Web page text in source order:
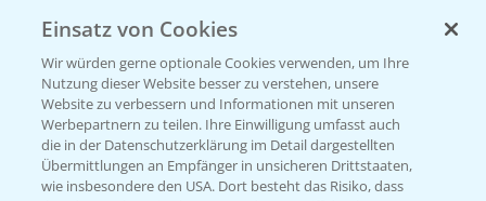
Beratung auf WhatsApp
T.+49 (0)174 346 564 1
KONTAKT
Hilfe in Notfällen
Einsatz von Cookies
Wir würden gerne optionale Cookies verwenden, um Ihre
Nutzung dieser Website besser zu verstehen, unsere
Website zu verbessern und Informationen mit unseren
Werbepartnern zu teilen. Ihre Einwilligung umfasst auch
die in der Datenschutzerklärung im Detail dargestellten
Übermittlungen an Empfänger in unsicheren Drittstaaten,
wie insbesondere den USA. Dort besteht das Risiko, dass